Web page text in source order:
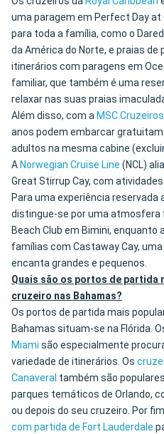
uma paragem em Perfect Day
para toda a família, como o
da América do Norte, e praias de
itinerários com paragens em
familiar, que também é uma
relaxar nas suas praias
Além disso, com a MSC Cruzeiros
anos podem embarcar
adultos na mesma cabine
A Norwegian Cruise Line (NCL)
Great Stirrup Cay, com
Para uma experiência reservada
distingue-se por uma atmosfera
Beach Club em Bimini, enquanto
famílias com Castaway Cay,
encanta grandes e pequenos.
Quais são os portos de partida
cruzeiro nas Bahamas?
Os portos de partida mais
Bahamas situam-se na Flórida.
Miami são especialmente
variedade de itinerários. Os
Canaveral também são
parques temáticos de Orlando,
ou depois do seu cruzeiro. Por
com partida de Fort Lauderdale